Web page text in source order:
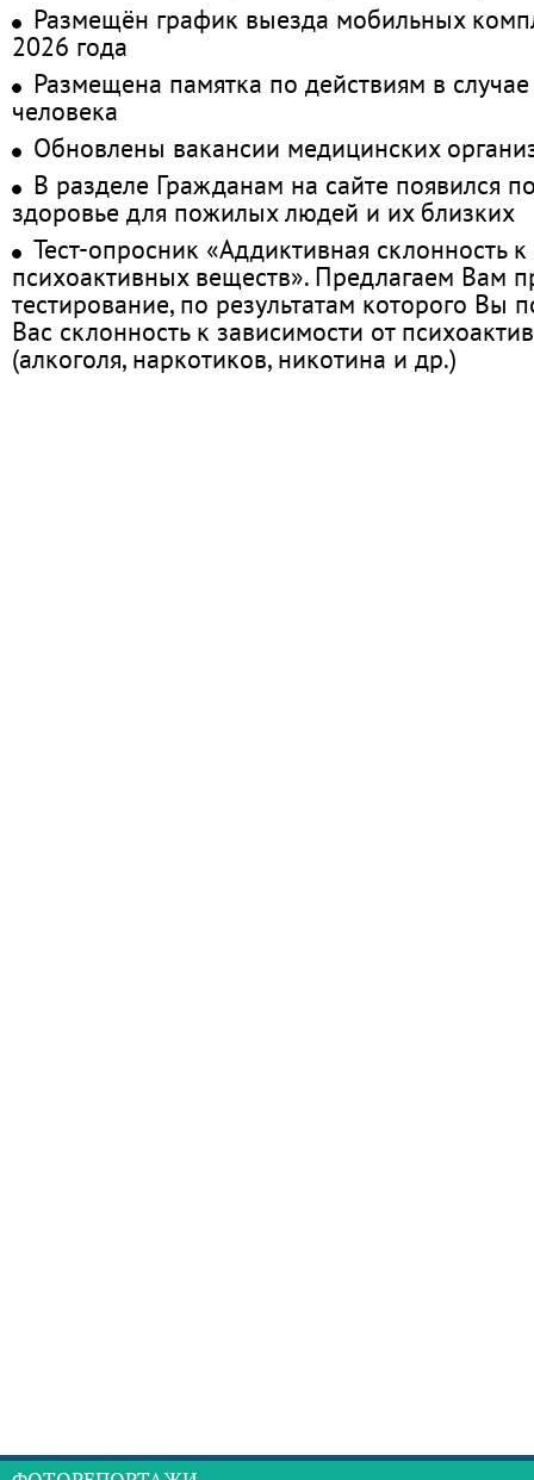
Размещён график выезда мобильных
2026 года
Размещена памятка по действиям в
человека
Обновлены вакансии медицинских
В разделе Гражданам на сайте появился
здоровье для пожилых людей и их близких
Тест-опросник «Аддиктивная склонность
психоактивных веществ». Предлагаем Вам
тестирование, по результатам которого Вы
Вас склонность к зависимости от
(алкоголя, наркотиков, никотина и др.)